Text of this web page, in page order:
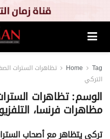
Home Tag
تظاهرات السترات
التركي
الوسم:تظاهرات
مظاهرات فرنسا،
تركي يتظاهر مع أصحاب